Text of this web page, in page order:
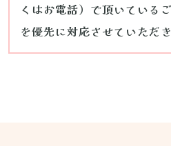
くはお電話）で頂いている
を優先に対応させていただき